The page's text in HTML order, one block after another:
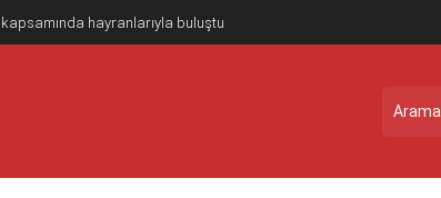
hayranlarıyla buluştu